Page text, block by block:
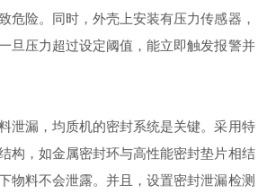
危险。同时，外壳上安装有压力传感器，
旦压力超过设定阈值，能立即触发报警并
漏，均质机的密封系统是关键。采用特
构，如金属密封环与高性能密封垫片相结
物料不会泄露。并且，设置密封泄漏检测